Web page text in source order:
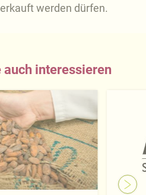
werden dürfen.
auch interessieren